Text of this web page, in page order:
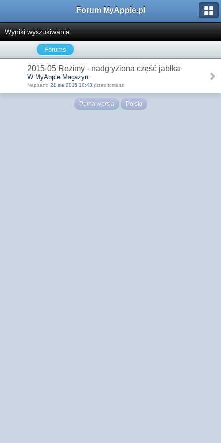
Forum MyApple.pl
Wyniki wyszukiwania
Forums
2015-05 Reżimy - nadgryziona część jabłka
W MyApple Magazyn
Napisano 21 sie 2015 10:43 przez tomasz
Pełna wersja Polski